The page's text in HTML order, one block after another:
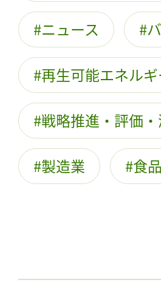
ニュース
再生可能エネルギ
戦略推進・評価
製造業 食